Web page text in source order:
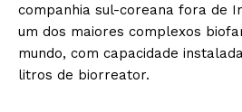
companhia sul-coreana fora de
um dos maiores complexos
mundo, com capacidade
litros de biorreator.